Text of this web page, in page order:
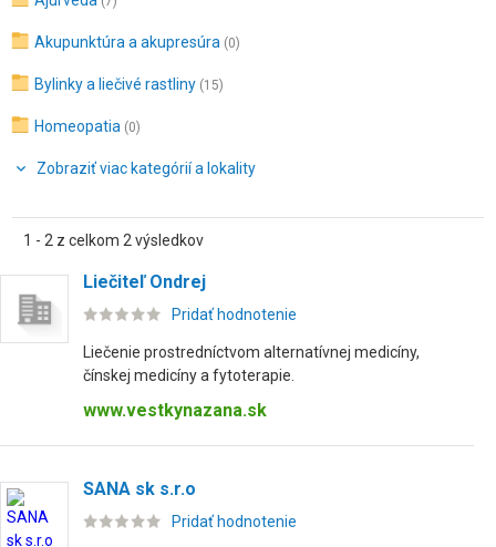
Akupunktúra a akupresúra (0)
Bylinky a liečivé rastliny (15)
Homeopatia (0)
Zobraziť viac kategórií a lokality
1 - 2 z celkom 2 výsledkov
Liečiteľ Ondrej
Pridať hodnotenie
Liečenie prostredníctvom alternatívnej medicíny,
čínskej medicíny a fytoterapie.
www.vestkynazana.sk
SANA sk s.r.o
Pridať hodnotenie